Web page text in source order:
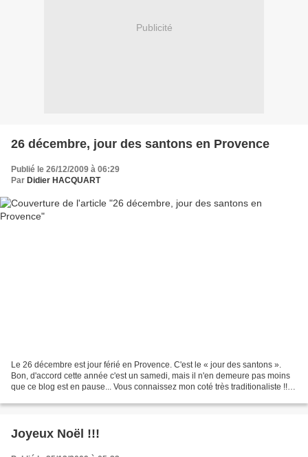
Publicité
26 décembre, jour des santons en Provence
Publié le 26/12/2009 à 06:29
Par Didier HACQUART
Le 26 décembre est jour férié en Provence. C'est le « jour des santons ».
Bon, d'accord cette année c'est un samedi, mais il n'en demeure pas moins
que ce blog est en pause... Vous connaissez mon coté très traditionaliste !!!
Joyeux Noël !!!